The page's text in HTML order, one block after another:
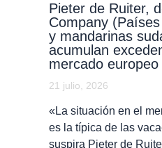
Pieter de Ruiter,
Company
y mandarinas
acumulan
mercado europeo
21 julio, 2026
«La situación en el
es la típica de las
suspira Pieter de